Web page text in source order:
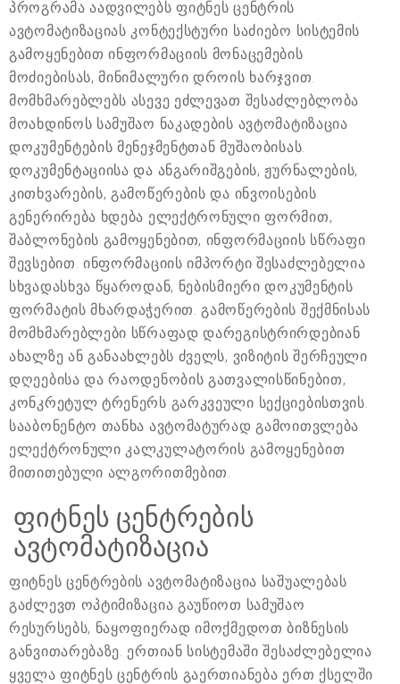
პროგრამა აადვილებს ფიტნეს ცენტრის
ავტომატიზაციას კონტექსტური საძიებო სისტემის
გამოყენებით ინფორმაციის მონაცემების
მოძიებისას, მინიმალური დროის ხარჯვით.
მომხმარებლებს ასევე ეძლევათ შესაძლებლობა
მოახდინოს სამუშაო ნაკადების ავტომატიზაცია
დოკუმენტების მენეჯმენტთან მუშაობისას.
დოკუმენტაციისა და ანგარიშგების, ჟურნალების,
კითხვარების, გამოწერების და ინვოისების
გენერირება ხდება ელექტრონული ფორმით,
შაბლონების გამოყენებით, ინფორმაციის სწრაფი
შევსებით. ინფორმაციის იმპორტი შესაძლებელია
სხვადასხვა წყაროდან, ნებისმიერი დოკუმენტის
ფორმატის მხარდაჭერით. გამოწერების შექმნისას
მომხმარებლები სწრაფად დარეგისტრირდებიან
ახალზე ან განაახლებს ძველს, ვიზიტის შერჩეული
დღეებისა და რაოდენობის გათვალისწინებით,
კონკრეტულ ტრენერს გარკვეული სექციებისთვის.
სააბონენტო თანხა ავტომატურად გამოითვლება
ელექტრონული კალკულატორის გამოყენებით
მითითებული ალგორითმებით.
ფიტნეს ცენტრების
ავტომატიზაცია
ფიტნეს ცენტრების ავტომატიზაცია საშუალებას
გაძლევთ ოპტიმიზაცია გაუწიოთ სამუშაო
რესურსებს, ნაყოფიერად იმოქმედოთ ბიზნესის
განვითარებაზე. ერთიან სისტემაში შესაძლებელია
ყველა ფიტნეს ცენტრის გაერთიანება ერთ ქსელში